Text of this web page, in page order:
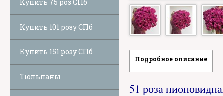
Купить 75 роз СПб
Купить 101 розу СПб
Купить 151 розу СПб
Тюльпаны
Подробное описание
51 роза